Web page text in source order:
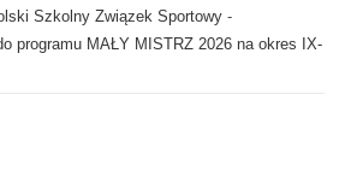
Szkolny Związek Sportowy -
programu MAŁY MISTRZ 2026 na okres IX-